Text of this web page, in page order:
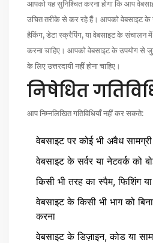
आपको यह सुनिश्चित करना होगा कि आप
उचित तरीके से कर रहे हैं। आपको वेबसाइट के
हैकिंग, डेटा स्क्रैपिंग, या वेबसाइट के संचालन में
करना चाहिए। आपको वेबसाइट के उपयोग से
के लिए उत्तरदायी नहीं होना चाहिए।
निषेधित
आप निम्नलिखित गतिविधियाँ नहीं कर सकते:
वेबसाइट पर कोई भी अवैध
वेबसाइट के सर्वर या नेटवर्क को
किसी भी तरह का स्पैम, फिशिंग
वेबसाइट के किसी भी भाग को
करना
वेबसाइट के डिज़ाइन, कोड या